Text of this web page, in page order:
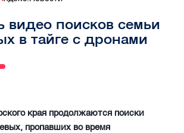
видео поисков семьи
в тайге с дронами
края продолжаются поиски
пропавших во время